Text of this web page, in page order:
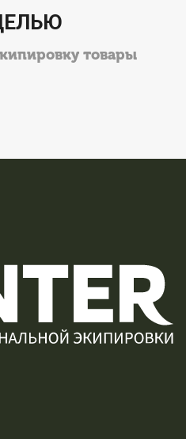
товары